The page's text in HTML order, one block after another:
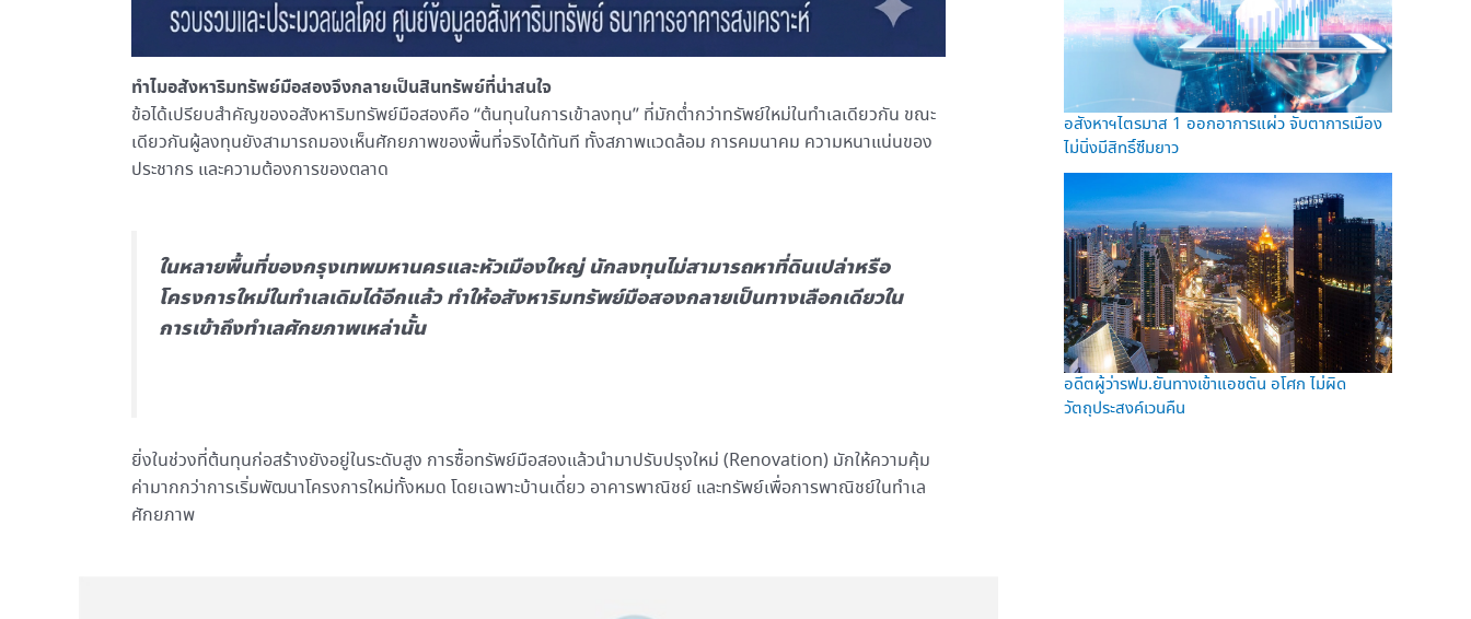
ทำไมอสังหาริมทรัพย์มือสองจึงกลายเป็นสินทรัพย์ที่น่าสนใจ
ข้อได้เปรียบสำคัญของอสังหาริมทรัพย์มือสองคือ “ต้นทุนในการเข้าลงทุน” ที่มักต่ำกว่าทรัพย์ใหม่ในทำเลเดียวกัน ขณะ
เดียวกันผู้ลงทุนยังสามารถมองเห็นศักยภาพของพื้นที่จริงได้ทันที ทั้งสภาพแวดล้อม การคมนาคม ความหนาแน่นของ
ประชากร และความต้องการของตลาด
ในหลายพื้นที่ของกรุงเทพมหานครและหัวเมืองใหญ่ นักลงทุนไม่สามารถหาที่ดินเปล่าหรือ
โครงการใหม่ในทำเลเดิมได้อีกแล้ว ทำให้อสังหาริมทรัพย์มือสองกลายเป็นทางเลือกเดียวใน
การเข้าถึงทำเลศักยภาพเหล่านั้น
ยิ่งในช่วงที่ต้นทุนก่อสร้างยังอยู่ในระดับสูง การซื้อทรัพย์มือสองแล้วนำมาปรับปรุงใหม่ (Renovation) มักให้ความคุ้ม
ค่ามากกว่าการเริ่มพัฒนาโครงการใหม่ทั้งหมด โดยเฉพาะบ้านเดี่ยว อาคารพาณิชย์ และทรัพย์เพื่อการพาณิชย์ในทำเล
ศักยภาพ
อสังหาฯไตรมาส 1 ออกอาการแผ่ว จับตาการเมือง
ไม่นิ่งมีสิทธิ์ซึมยาว
อดีตผู้ว่ารฟม.ยันทางเข้าแอชตัน อโศก ไม่ผิด
วัตถุประสงค์เวนคืน